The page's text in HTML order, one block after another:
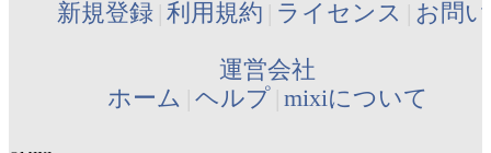
新規登録 利用規約 ライセンス お問
運営会社
ホーム ヘルプ mixiについて